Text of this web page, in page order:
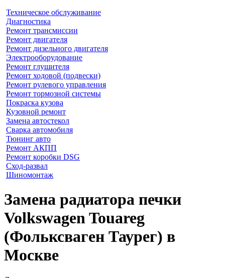
Техническое обслуживание
Диагностика
Ремонт трансмиссии
Ремонт двигателя
Ремонт дизельного двигателя
Электрооборудование
Ремонт глушителя
Ремонт ходовой (подвески)
Ремонт рулевого управления
Ремонт тормозной системы
Покраска кузова
Кузовной ремонт
Замена автостекол
Сварка автомобиля
Тюнинг авто
Ремонт АКПП
Ремонт коробки DSG
Сход-развал
Шиномонтаж
Замена радиатора печки
Volkswagen Touareg
(Фольксваген Таурег) в
Москве